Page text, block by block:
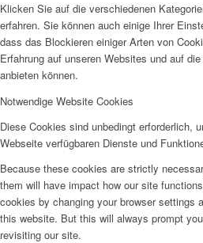
Klicken Sie auf die verschiedenen
erfahren. Sie können auch einige Ihrer
dass das Blockieren einiger Arten von
Erfahrung auf unseren Websites und auf
anbieten können.
Notwendige Website Cookies
Diese Cookies sind unbedingt erforderlich,
Webseite verfügbaren Dienste und
Because these cookies are strictly
them will have impact how our site
cookies by changing your browser settings
this website. But this will always prompt
revisiting our site.